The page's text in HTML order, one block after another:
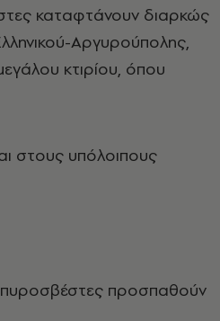
καταφτάνουν διαρκώς
Αργυρούπολης,
κτιρίου, όπου
στους υπόλοιπους
πυροσβέστες προσπαθούν